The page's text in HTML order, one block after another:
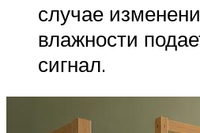
случае
влажности
сигнал.